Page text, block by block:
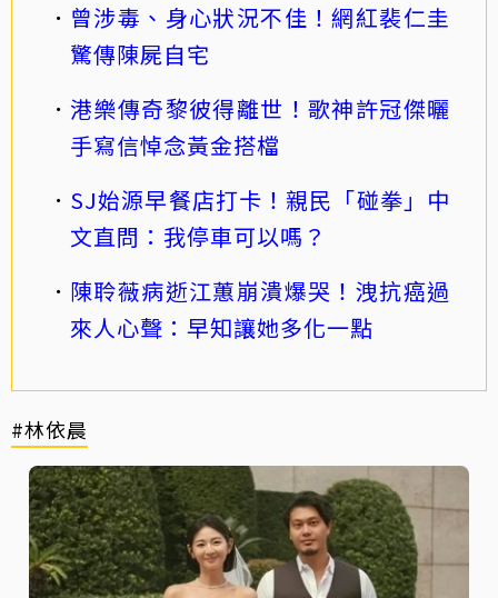
曾涉毒、身心狀況不佳！網紅裴仁圭
驚傳陳屍自宅
港樂傳奇黎彼得離世！歌神許冠傑曬
手寫信悼念黃金搭檔
SJ始源早餐店打卡！親民「碰拳」中
文直問：我停車可以嗎？
陳聆薇病逝江蕙崩潰爆哭！洩抗癌過
來人心聲：早知讓她多化一點
#林依晨